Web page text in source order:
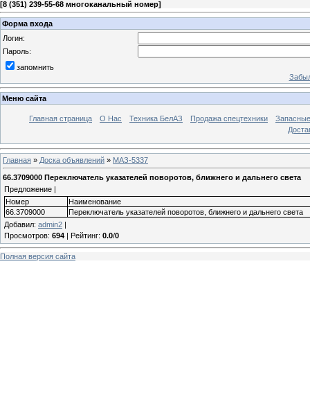
[8 (351) 239-55-68 многоканальный номер]
Форма входа
Логин:
Пароль:
запомнить
Меню сайта
Главная страница О Нас Техника БелАЗ Продажа спецтехники
Главная » Доска объявлений » МАЗ-5337
66.3709000 Переключатель указателей поворотов, ближнего и дальнего света
Предложение |
Номер
Наименование
66.3709000
Переключатель указателей поворотов, ближнего и дальнего света
Добавил: admin2 |
Просмотров: 694 | Рейтинг: 0.0/0
Полная версия сайта